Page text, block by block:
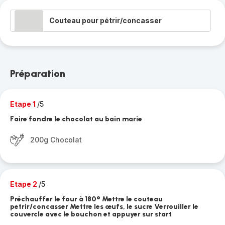
Couteau pour pétrir/concasser
Préparation
Etape 1 /5
Faire fondre le chocolat au bain marie
200g Chocolat
Etape 2 /5
Préchauffer le four à 180° Mettre le couteau
petrir/concasser Mettre les œufs, le sucre Verrouiller le
couvercle avec le bouchon et appuyer sur start